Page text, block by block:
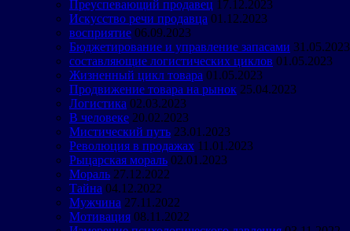
Преуспевающий продавец 17.12.2023
Искусство речи продавца 01.12.2023
восприятие 06.09.2023
Бюджетирование и управление запасами 31.05.2023
составляющие логистических циклов 01.05.2023
Жизненный цикл товара 01.05.2023
Продвижение товара на рынок 25.04.2023
Логистика 02.03.2023
В человеке 20.02.2023
Мистический путь 23.01.2023
Революция в продажах 11.01.2023
Рыцарская мораль 02.01.2023
Мораль 27.12.2022
Тайна 04.12.2022
Мужчина 27.11.2022
Мотивация 08.11.2022